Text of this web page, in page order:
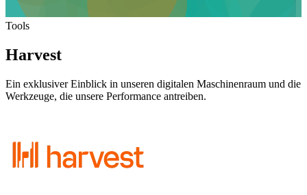
Tools
Harvest
Ein exklusiver Einblick in unseren digitalen Maschinenraum und die
Werkzeuge, die unsere Performance antreiben.